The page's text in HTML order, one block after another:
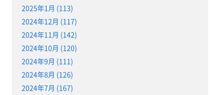
2025年1月 (113)
2024年12月 (117)
2024年11月 (142)
2024年10月 (120)
2024年9月 (111)
2024年8月 (126)
2024年7月 (167)